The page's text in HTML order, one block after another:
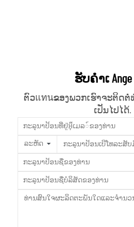
ຮັບຄຳເ
ຕົວแทนຂອງພວກເຮົາຈະຕິດຕໍ່
ເປັນໄປໄດ້.
ລະຫັດ